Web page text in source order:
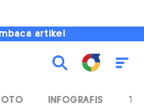
artikel
INFOGRAFIS TV